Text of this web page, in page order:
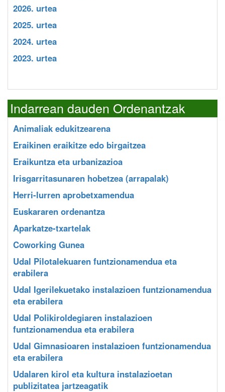
2026. urtea
2025. urtea
2024. urtea
2023. urtea
Indarrean dauden Ordenantzak
Animaliak edukitzearena
Eraikinen eraikitze edo birgaitzea
Eraikuntza eta urbanizazioa
Irisgarritasunaren hobetzea (arrapalak)
Herri-lurren aprobetxamendua
Euskararen ordenantza
Aparkatze-txartelak
Coworking Gunea
Udal Pilotalekuaren funtzionamendua eta
erabilera
Udal Igerilekuetako instalazioen funtzionamendua
eta erabilera
Udal Polikiroldegiaren instalazioen
funtzionamendua eta erabilera
Udal Gimnasioaren instalazioen funtzionamendua
eta erabilera
Udalaren kirol eta kultura instalazioetan
publizitatea jartzeagatik